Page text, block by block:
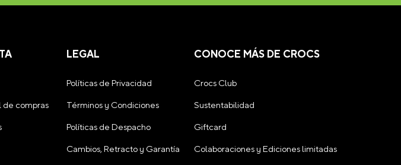
de compras
LEGAL
Políticas de Privacidad
Términos y Condiciones
Políticas de Despacho
Cambios, Retracto y Garantía
CONOCE MÁS DE CROCS
Crocs Club
Sustentabilidad
Giftcard
Colaboraciones y Ediciones limitadas